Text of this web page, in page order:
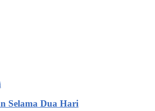
Selama Dua Hari